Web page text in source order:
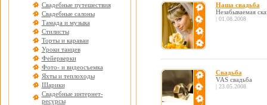
Свадебные путешествия
Свадебные салоны
Тамада и музыка
Стилисты
Торты и караваи
Уроки танцев
Фейерверки
Фото- и видеосъемка
Яхты и теплоходы
Шарики
Свадебные интернет-
ресурсы
Наша свадьба
Незабываемая
| 01.08.2008
Свадьба
VAS свадьба
| 23.05.2008